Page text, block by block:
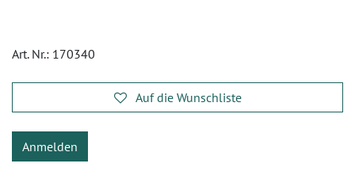
Art. Nr.: 170340
Auf die Wunschliste
Anmelden